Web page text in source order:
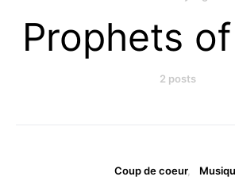
Prophets
2 posts
Coup de coeur